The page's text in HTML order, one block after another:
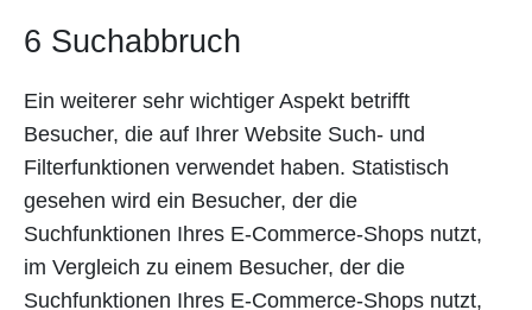
6 Suchabbruch
Ein weiterer sehr wichtiger Aspekt betrifft
Besucher, die auf Ihrer Website Such- und
Filterfunktionen verwendet haben. Statistisch
gesehen wird ein Besucher, der die
Suchfunktionen Ihres E-Commerce-Shops nutzt,
im Vergleich zu einem Besucher, der die
Suchfunktionen Ihres E-Commerce-Shops nutzt,